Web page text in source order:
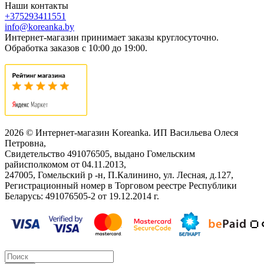
Наши контакты
+375293411551
info@koreanka.by
Интернет-магазин принимает заказы круглосуточно.
Обработка заказов с 10:00 до 19:00.
2026 © Интернет-магазин Koreanka. ИП Васильева Олеся
Петровна,
Свидетельство ‎491076505, выдано Гомельским
райисполкомом от 04.11.2013,
247005, Гомельский р -н, П.Калинино, ул. Лесная, д.127,
Регистрационный номер в Торговом реестре Республики
Беларусь: ‎491076505-2 от 19.12.2014 г.